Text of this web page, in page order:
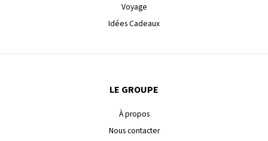
Voyage
Idées Cadeaux
LE GROUPE
À propos
Nous contacter